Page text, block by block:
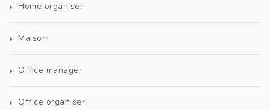
Home organiser
Maison
Office manager
Office organiser